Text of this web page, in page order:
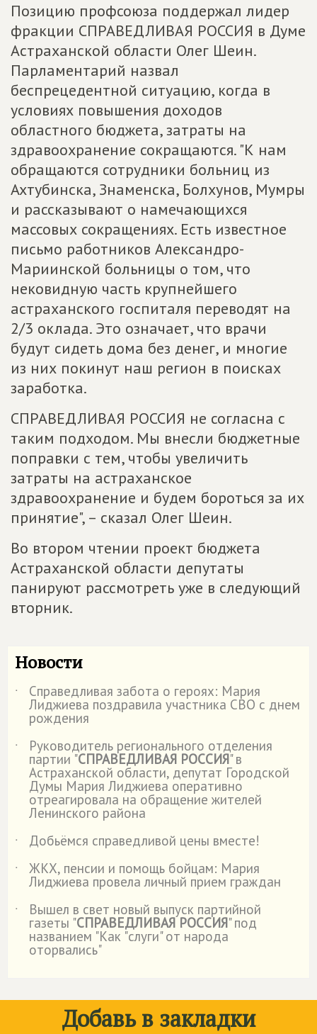
Позицию профсоюза поддержал лидер
фракции СПРАВЕДЛИВАЯ РОССИЯ в Думе
Астраханской области Олег Шеин.
Парламентарий назвал
беспрецедентной ситуацию, когда в
условиях повышения доходов
областного бюджета, затраты на
здравоохранение сокращаются. "К нам
обращаются сотрудники больниц из
Ахтубинска, Знаменска, Болхунов, Мумры
и рассказывают о намечающихся
массовых сокращениях. Есть известное
письмо работников Александро-
Мариинской больницы о том, что
нековидную часть крупнейшего
астраханского госпиталя переводят на
2/3 оклада. Это означает, что врачи
будут сидеть дома без денег, и многие
из них покинут наш регион в поисках
заработка.
СПРАВЕДЛИВАЯ РОССИЯ не согласна с
таким подходом. Мы внесли бюджетные
поправки с тем, чтобы увеличить
затраты на астраханское
здравоохранение и будем бороться за их
принятие", – сказал Олег Шеин.
Во втором чтении проект бюджета
Астраханской области депутаты
панируют рассмотреть уже в следующий
вторник.
Новости
˙ Справедливая забота о героях: Мария
Лиджиева поздравила участника СВО с днем
рождения
˙
Руководитель регионального отделения
партии "СПРАВЕДЛИВАЯ РОССИЯ" в
Астраханской области, депутат Городской
Думы Мария Лиджиева оперативно
отреагировала на обращение жителей
Ленинского района
˙
Добьёмся справедливой цены вместе!
˙
ЖКХ, пенсии и помощь бойцам: Мария
Лиджиева провела личный прием граждан
˙
Вышел в свет новый выпуск партийной
газеты "СПРАВЕДЛИВАЯ РОССИЯ" под
названием "Как "слуги" от народа
оторвались"
Добавь в закладки